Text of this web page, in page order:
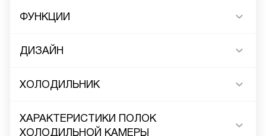
ФУНКЦИИ
ДИЗАЙН
ХОЛОДИЛЬНИК
ХАРАКТЕРИСТИКИ ПОЛОК
ХОЛОДИЛЬНОЙ КАМЕРЫ